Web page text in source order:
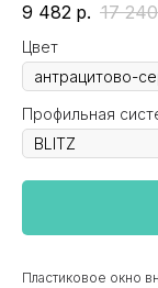
9 482 р. 17 240
Цвет
Профильная
Пластиковое окно